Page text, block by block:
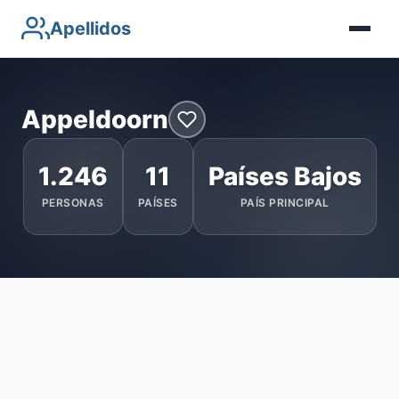
Apellidos
Appeldoorn
1.246
PERSONAS
11
PAÍSES
Países Bajos
PAÍS PRINCIPAL